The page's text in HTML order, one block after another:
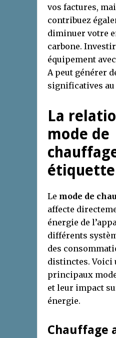
vos factures,
contribuez
diminuer votre
carbone.
équipement
A peut générer
significatives
La
mode de
Le mode de
affecte
énergie de
différents
des
distinctes. Voici
principaux
et leur impact
énergie.
Chauffage